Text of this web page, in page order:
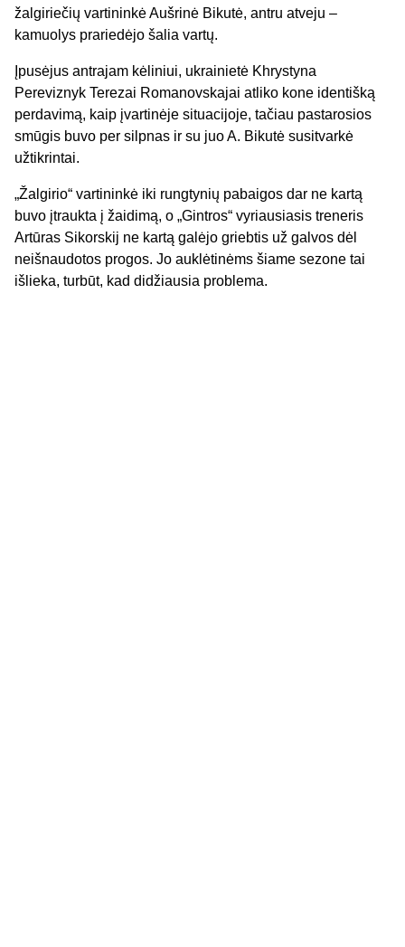
žalgiriečių vartininkė Aušrinė Bikutė, antru atveju –
kamuolys prariedėjo šalia vartų.
Įpusėjus antrajam kėliniui, ukrainietė Khrystyna
Pereviznyk Terezai Romanovskajai atliko kone identišką
perdavimą, kaip įvartinėje situacijoje, tačiau pastarosios
smūgis buvo per silpnas ir su juo A. Bikutė susitvarkė
užtikrintai.
„Žalgirio“ vartininkė iki rungtynių pabaigos dar ne kartą
buvo įtraukta į žaidimą, o „Gintros“ vyriausiasis treneris
Artūras Sikorskij ne kartą galėjo griebtis už galvos dėl
neišnaudotos progos. Jo auklėtinėms šiame sezone tai
išlieka, turbūt, kad didžiausia problema.